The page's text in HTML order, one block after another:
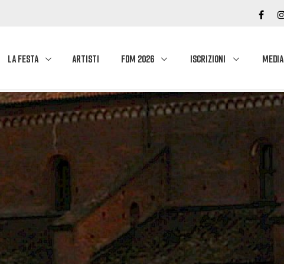
LA FESTA ARTISTI FDM 2026 ISCRIZIONI MEDIA